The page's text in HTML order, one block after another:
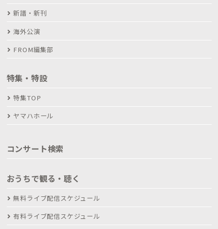
新譜・新刊
海外公演
FROM編集部
特集・特設
特集TOP
ヤマハホール
コンサート検索
おうちで観る・聴く
無料ライブ配信スケジュール
有料ライブ配信スケジュール